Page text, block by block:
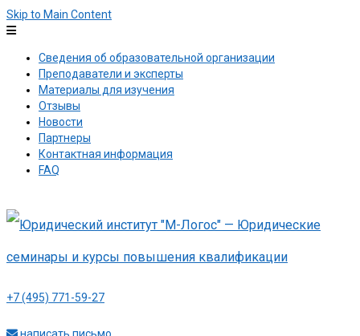
Skip to Main Content
Сведения об образовательной организации
Преподаватели и эксперты
Материалы для изучения
Отзывы
Новости
Партнеры
Контактная информация
FAQ
+7 (495) 771-59-27